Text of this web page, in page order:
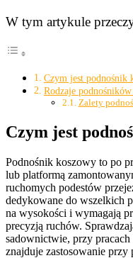
W tym artykule
Czym jest podnośnik
Rodzaje
Zalety
Czym jest
Podnośnik koszowy to po
lub platformą
ruchomych podestów
dedykowane do wszelkich
na wysokości i wymagają
precyzją ruchów.
sadownictwie, przy
znajduje zastosowanie przy